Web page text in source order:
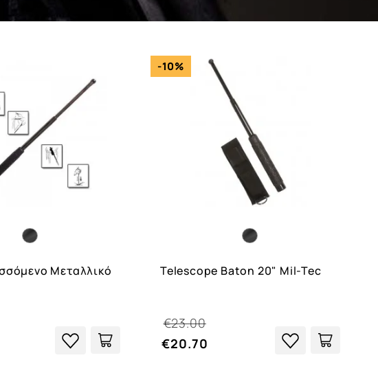
Μεταλλικό
Telescope Baton 20" Mil-Tec
€20.70
€23.00
-10%